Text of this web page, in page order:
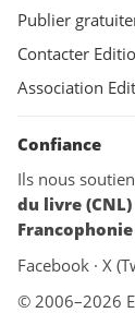
Publier
Contacter
Association
Confiance
Ils nous
du livre (CNL)
Francophonie
Facebook · X
© 2006–2026